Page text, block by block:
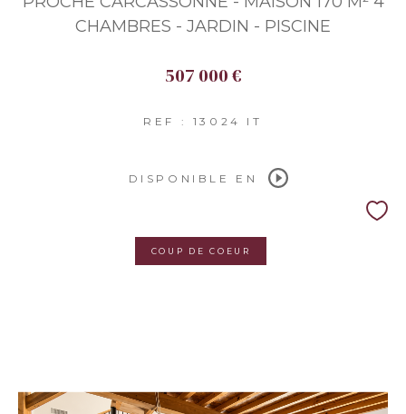
CHAMBRES - JARDIN - PISCINE
507 000 €
REF : 13024 IT
DISPONIBLE EN
COUP DE COEUR